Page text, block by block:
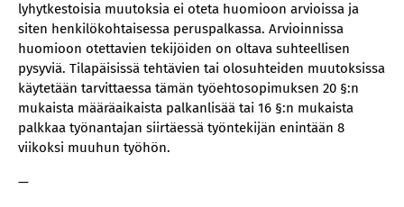
lyhytkestoisia muutoksia ei oteta huomioon arvioissa ja
siten henkilökohtaisessa peruspalkassa. Arvioinnissa
huomioon otettavien tekijöiden on oltava suhteellisen
pysyviä. Tilapäisissä tehtävien tai olosuhteiden muutoksissa
käytetään tarvittaessa tämän työehtosopimuksen 20 §:n
mukaista määräaikaista palkanlisää tai 16 §:n mukaista
palkkaa työnantajan siirtäessä työntekijän enintään 8
viikoksi muuhun työhön.
—